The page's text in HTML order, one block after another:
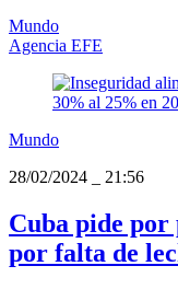
Mundo
Agencia EFE
Mundo
28/02/2024
21:56
Cuba pide
por falta de